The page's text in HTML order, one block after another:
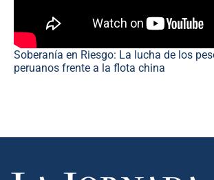
Soberanía en Riesgo: La lucha de los
peruanos frente a la flota china